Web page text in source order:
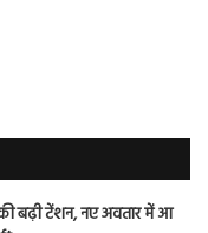
बढ़ी टेंशन, नए अवतार में आ